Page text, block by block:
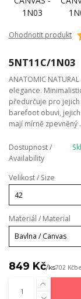
Ohodnotit produkt
5NT11C/1N03
ANATOMIC
elegance.
předurčuje pro jejich
barefoot obuvi,
mají mírně zpevněný
Dostupnost /
Availability
Velikost / Size
Materiál / Material
849 Kč/ks702 Kč